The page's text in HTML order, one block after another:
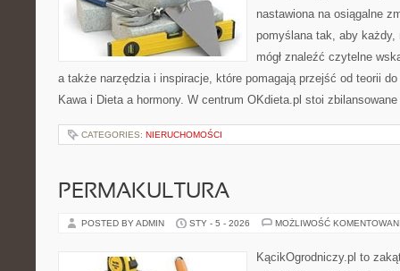
nastawiona na osiągalne
pomyślana tak, aby
mógł znaleźć czytelne
a także narzędzia i inspiracje, które pomagają przejść od teorii
Kawa i Dieta a hormony. W centrum OKdieta.pl stoi
CATEGORIES: NIERUCHOMOŚCI
PERMAKULTURA
POSTED BY ADMIN STY - 5 - 2026 MOŻLIWOŚĆ
KącikOgrodniczy.pl to